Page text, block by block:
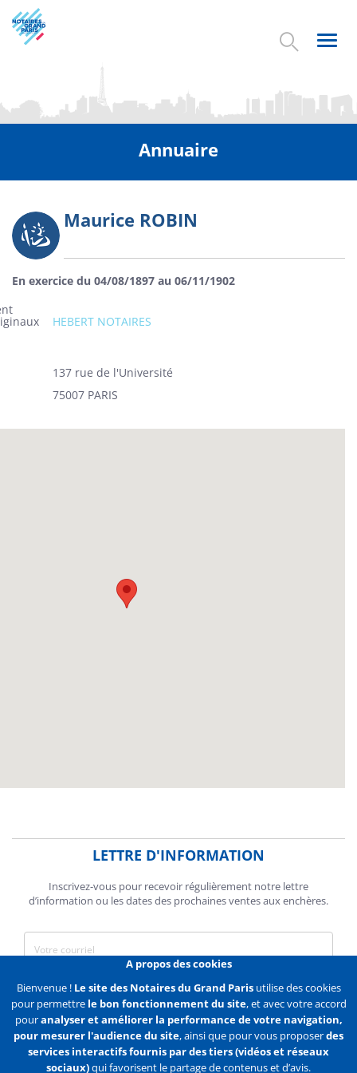
Aller
au
contenu
Annuaire
Photo Maurice ROBIN
En exercice du 04/08/1897 au 06/11/1902
HEBERT NOTAIRES
137 rue de l'Université
75007 PARIS
LETTRE D'INFORMATION
Inscrivez-vous pour recevoir régulièrement notre lettre
d’information ou les dates des prochaines ventes aux enchères.
J'accepte de recevoir des communications de la Chambre des
Notaires de Paris.
En savoir plus
S'abonner
A propos des cookies
Bienvenue ! Le site des Notaires du Grand Parisutilise des cookies
pour permettre le bon fonctionnement du site, et avec votre accord
pouranalyser et améliorer la performance de votre navigation,
pour mesurer l'audience du site, ainsi que pour vous proposerdes
services interactifs fournis par des tiers (vidéos et réseaux
sociaux)qui favorisent le partage de contenus et d’avis.